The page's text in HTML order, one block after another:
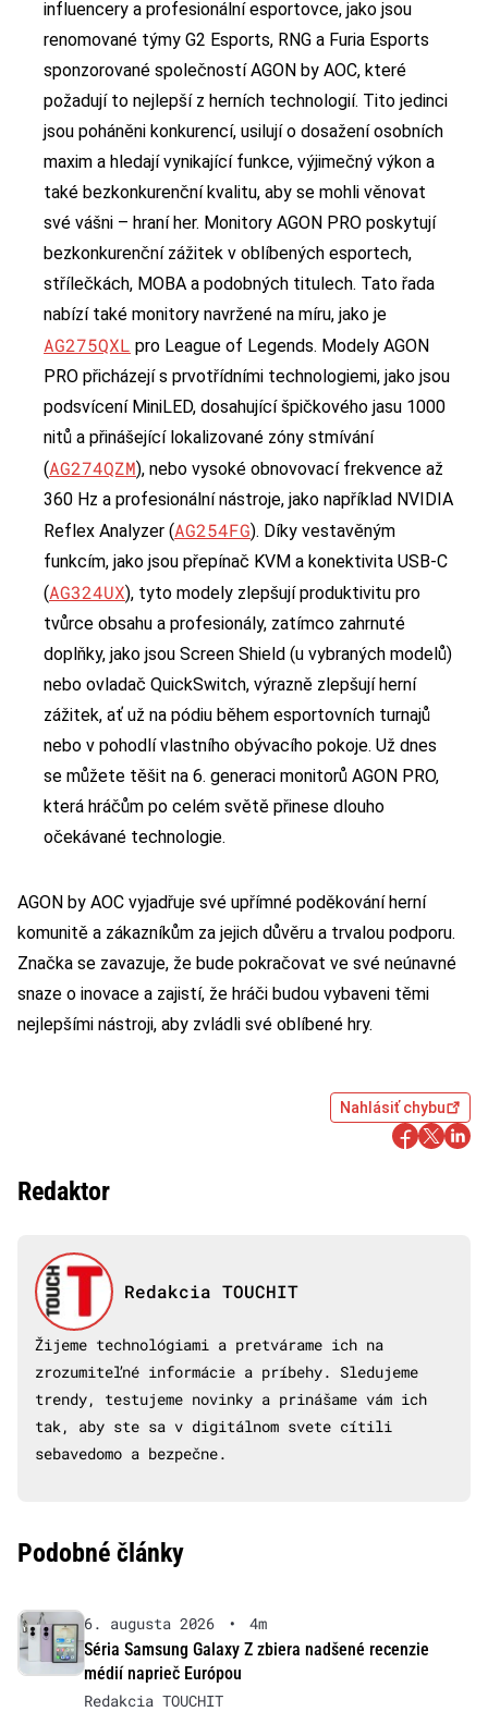
influencery a profesionální esportovce, jako jsou
renomované týmy G2 Esports, RNG a Furia Esports
sponzorované společností AGON by AOC, které
požadují to nejlepší z herních technologií. Tito jedinci
jsou poháněni konkurencí, usilují o dosažení osobních
maxim a hledají vynikající funkce, výjimečný výkon a
také bezkonkurenční kvalitu, aby se mohli věnovat
své vášni – hraní her. Monitory AGON PRO poskytují
bezkonkurenční zážitek v oblíbených esportech,
střílečkách, MOBA a podobných titulech. Tato řada
nabízí také monitory navržené na míru, jako je
AG275QXL pro League of Legends. Modely AGON
PRO přicházejí s prvotřídními technologiemi, jako jsou
podsvícení MiniLED, dosahující špičkového jasu 1000
nitů a přinášející lokalizované zóny stmívání
(AG274QZM), nebo vysoké obnovovací frekvence až
360 Hz a profesionální nástroje, jako například NVIDIA
Reflex Analyzer (AG254FG). Díky vestavěným
funkcím, jako jsou přepínač KVM a konektivita USB-C
(AG324UX), tyto modely zlepšují produktivitu pro
tvůrce obsahu a profesionály, zatímco zahrnuté
doplňky, jako jsou Screen Shield (u vybraných modelů)
nebo ovladač QuickSwitch, výrazně zlepšují herní
zážitek, ať už na pódiu během esportovních turnajů
nebo v pohodlí vlastního obývacího pokoje. Už dnes
se můžete těšit na 6. generaci monitorů AGON PRO,
která hráčům po celém světě přinese dlouho
očekávané technologie.
AGON by AOC vyjadřuje své upřímné poděkování herní
komunitě a zákazníkům za jejich důvěru a trvalou podporu.
Značka se zavazuje, že bude pokračovat ve své neúnavné
snaze o inovace a zajistí, že hráči budou vybaveni těmi
nejlepšími nástroji, aby zvládli své oblíbené hry.
Nahlásiť chybu
Redaktor
Redakcia TOUCHIT
Žijeme technológiami a pretvárame ich na
zrozumiteľné informácie a príbehy. Sledujeme
trendy, testujeme novinky a prinášame vám ich
tak, aby ste sa v digitálnom svete cítili
sebavedomo a bezpečne.
Podobné články
6. augusta 2026 •
4m
Séria Samsung Galaxy Z zbiera nadšené recenzie
médií naprieč Európou
Redakcia TOUCHIT